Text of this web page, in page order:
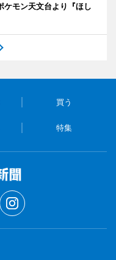
ケモン天文台より『ほし
買う
特集